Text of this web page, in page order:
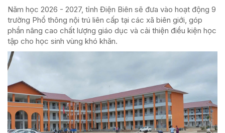
Năm học 2026 - 2027, tỉnh Điện Biên sẽ đưa vào hoạt động 9
trường Phổ thông nội trú liên cấp tại các xã biên giới, góp
phần nâng cao chất lượng giáo dục và cải thiện điều kiện học
tập cho học sinh vùng khó khăn.